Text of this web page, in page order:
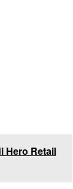
Hero Retail